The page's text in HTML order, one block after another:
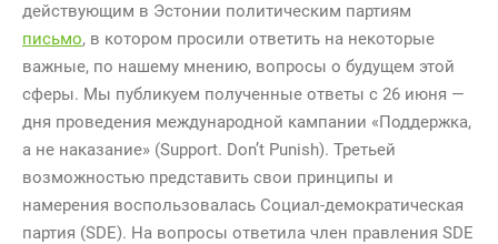
совместное
обращение
организаций,
работающих
в
сфере
наркополитики
действующим в Эстонии политическим партиям
письмо, в котором просили ответить на некоторые
важные, по нашему мнению, вопросы о будущем этой
сферы. Мы публикуем полученные ответы с 26 июня —
дня проведения международной кампании «Поддержка,
а не наказание» (Support. Don’t Punish). Третьей
возможностью представить свои принципы и
намерения воспользовалась Социал-демократическая
партия (SDE). На вопросы ответила член правления SDE